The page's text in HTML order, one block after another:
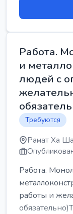
Работа.
и
людей с
Требуются
Рамат Ха
Работа.
работы и